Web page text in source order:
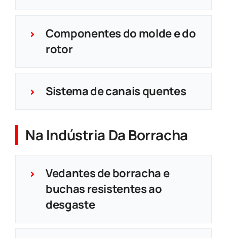
Componentes do molde e do
rotor
Sistema de canais quentes
Na Indústria Da Borracha
Vedantes de borracha e
buchas resistentes ao
desgaste